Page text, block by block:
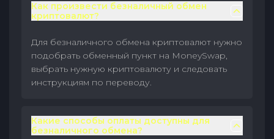
Как произвести безналичный обмен
криптовалют?
Для безналичного обмена криптовалют нужно
подобрать обменный пункт на MoneySwap,
выбрать нужную криптовалюту и следовать
инструкциям по переводу.
Какие способы оплаты доступны для
безналичного обмена?